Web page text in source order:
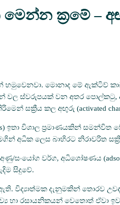
මෙන්න ක්‍රමේ –
හමුවෙනවා. මොනාද මේ ඇක්ටිව්
වල ස්වරුපයක් වන අතර
සක්‍රීය කල අඟුරු (activated
ඉතා විශාල ප්‍රමාණයකින්
අධික ලෙස බාහිරට නිරාවරිත
සංයෝග වර්ග, අධිශෝෂණය
සිදුවේ.
විද්‍යාත්මක දැනුමකින් තොරව
හා රසායනිකයන් වෙතොත් ඒවා